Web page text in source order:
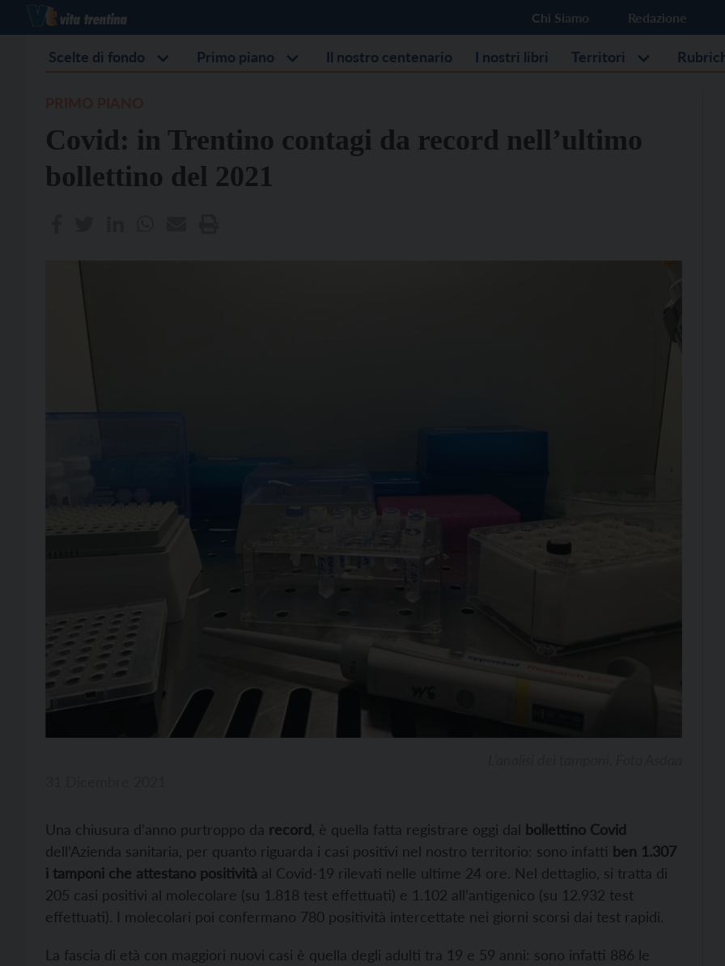
Chi Siamo Redazione
Scelte di fondo Primo piano Il nostro centenario I nostri libri Territori
Covid: in Trentino contagi da record nell’ultimo
bollettino del 2021
Una chiusura d’anno purtroppo da record , è quella fatta registrare oggi dal bollettino Covid
dell’Azienda sanitaria, per quanto riguarda i casi positivi nel nostro territorio: sono infatti ben 1.307
i tamponi che attestano positività al Covid-19 rilevati nelle ultime 24 ore. Nel dettaglio, si tratta di
205 casi positivi al molecolare (su 1.818 test effettuati) e 1.102 all’antigenico (su 12.932 test
effettuati). I molecolari poi confermano 780 positività intercettate nei giorni scorsi dai test rapidi.
La fascia di età con maggiori nuovi casi è quella degli adulti tra 19 e 59 anni: sono infatti 886 le